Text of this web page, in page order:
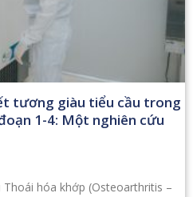
tương giàu tiểu cầu trong
1-4: Một nghiên cứu
hóa khớp (Osteoarthritis –